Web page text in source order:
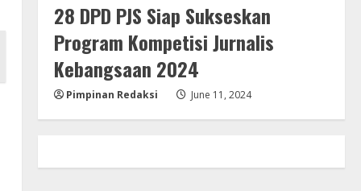
28 DPD PJS Siap Sukseskan
Program Kompetisi Jurnalis
Kebangsaan 2024
Pimpinan Redaksi June 11, 2024